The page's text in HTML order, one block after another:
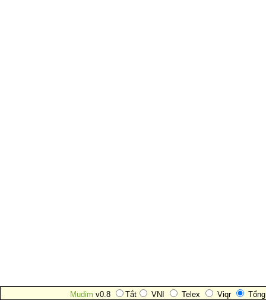
Mudim v0.8 Tắt VNI Telex Viqr